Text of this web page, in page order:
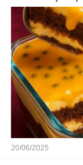
20/06/2025